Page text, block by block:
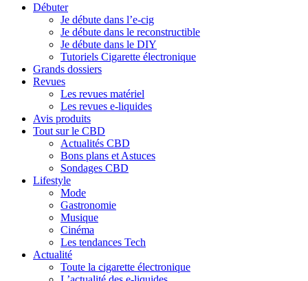
Débuter
Je débute dans l’e-cig
Je débute dans le reconstructible
Je débute dans le DIY
Tutoriels Cigarette électronique
Grands dossiers
Revues
Les revues matériel
Les revues e-liquides
Avis produits
Tout sur le CBD
Actualités CBD
Bons plans et Astuces
Sondages CBD
Lifestyle
Mode
Gastronomie
Musique
Cinéma
Les tendances Tech
Actualité
Toute la cigarette électronique